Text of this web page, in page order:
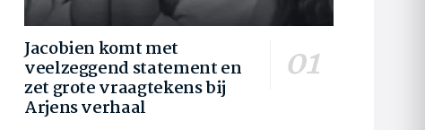
Jacobien komt met
veelzeggend statement en
zet grote vraagtekens bij
Arjens verhaal